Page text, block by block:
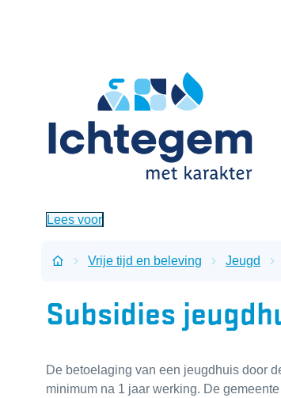
Lees voor
Startpagina
Vrije tijd en beleving Jeugd
Subsidies
De betoelaging van een jeugdhuis door
minimum na 1 jaar werking. De